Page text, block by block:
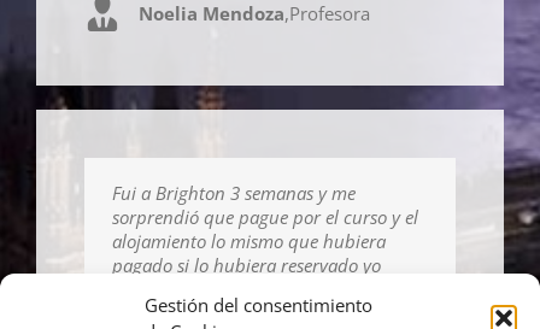
Gestión del consentimiento
Noelia Mendoza,Profesora
Fui a Brighton 3 semanas y me
sorprendió que pague por el curso y el
alojamiento lo mismo que hubiera
pagado si lo hubiera reservado yo
otras agencias no es así, te cobran